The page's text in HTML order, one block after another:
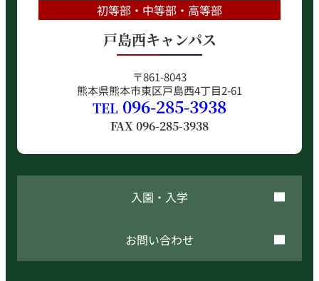
初等部・中等部・高等部
戸島西キャンパス
〒861-8043
熊本県熊本市東区戸島西4丁目2-61
TEL 096-285-3938
FAX 096-285-3938
入園・入学
お問い合わせ